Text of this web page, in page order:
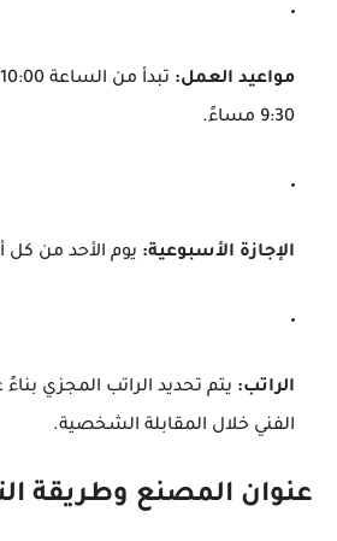
مواعيد العمل:
9:30 مساءً.
الإجازة الأسبوعية: يوم الأحد من كل
الراتب: يتم تحديد الراتب المجزي بناءً
الفني خلال المقابلة الشخصية.
عنوان المصنع وطريقة